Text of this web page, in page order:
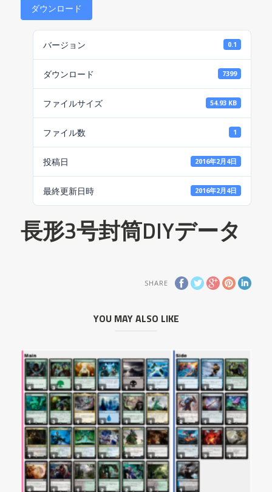
ダウンロード
バージョン 0.1
ダウンロード 7399
ファイルサイズ 54.93 KB
ファイル数 1
投稿日 2016年2月4日
最終更新日時 2016年2月4日
長形3号封筒DIYデータ
SHARE
YOU MAY ALSO LIKE